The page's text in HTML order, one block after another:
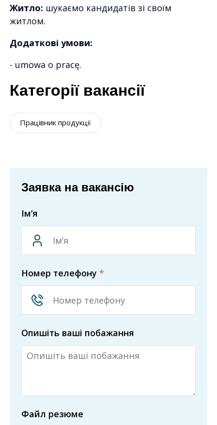
Житло: шукаємо кандидатів зі своїм
житлом.
Додаткові умови:
- umowa o pracę.
Категорії вакансії
Працівник продукції
Заявка на вакансію
Ім’я
Номер телефону *
Опишіть ваші побажання
Файл резюме